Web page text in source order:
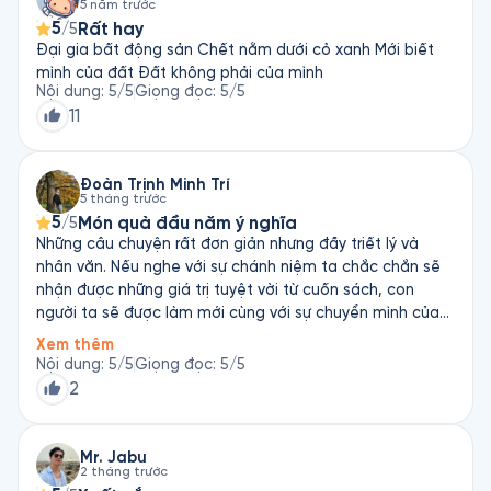
tấn các em, đôi khi chỉ đơn giản là kể cho các em những câu
chuyện tôi đã đọc được ở đâu đó.
Vốn tri thức của nhân loại thật vô tận. Những câu chuyện
hàng ngày vẫn được kể khắp nơi. Nếu ta dùng các câu
chuyện này, kể vào đúng hoàn cảnh thì rất có ích, thậm chí
chuyển hóa được bao tâm hồn." - Chia sẻ của Tiến sĩ Nguyễn
Mạnh Hùng cho sách nói Ngày Mới, Tự Làm Mới.
5 năm trước
5/5 Rất hay
Đại gia bất động sản Chết nằm dưới cỏ xanh Mới biết
mình của đất Đất không phải của mình
Nội dung: 5/5Giọng đọc: 5/5
11
Đoàn Trịnh Minh Trí
5 tháng trước
5/5 Món quà đầu năm ý nghĩa
Những câu chuyện rất đơn giản nhưng đầy triết lý và
nhân văn. Nếu nghe với sự chánh niệm ta chắc chắn sẽ
nhận được những giá trị tuyệt vời từ cuốn sách, con
người ta sẽ được làm mới cùng với sự chuyển mình của
đất trời trong những ngày đầu năm mới này. Cầu chúc
cho mọi người sẽ luôn sống bình an, hạnh phúc trên
chính những bước chân của mình.
Xem thêm
Nội dung: 5/5Giọng đọc: 5/5
2
Mr. Jabu
2 tháng trước